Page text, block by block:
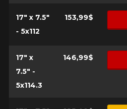
17" x 7.5"
- 5x112
153,99$
17" x
7.5" -
5x114.3
146,99$